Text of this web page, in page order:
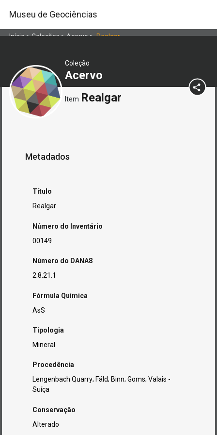
Museu de Geociências
Início>Coleções>Acervo>Realgar
Coleção
Acervo
Item Realgar
Metadados
Título
Realgar
Número do Inventário
00149
Número do DANA8
2.8.21.1
Fórmula Química
AsS
Tipologia
Mineral
Procedência
Lengenbach Quarry; Fäld; Binn; Goms; Valais -
Suíça
Conservação
Alterado